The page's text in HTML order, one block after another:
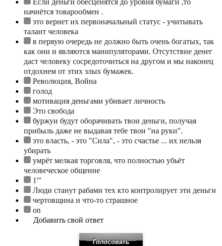
Если деньги обесценятся до уровня бумаги ,то
начнётся товарообмен .
это вернет их первоначальный статус - учитывать
талант человека
в первую очередь не должно быть очень богатых, так
как они и являются манипуляторами. Отсутствие денег
даст человеку сосредоточиться на другом и мы наконец
отдохнем от этих злых бумажек.
Революция, Война
голод
мотивация деньгами убивает личность
Это свобода
буржуи будут оборачивать твои деньги, получая
прибыль даже не выдавая тебе твои "на руки".
это власть, - это "Сила", - это счастье ... их нельзя
убирать
умрёт мелкая торговля, что полностью убьёт
человеческое общение
1'"
Люди станут рабами тех кто контролирует эти деньги
чертовщина и что-то страшное
on
Добавить свой ответ